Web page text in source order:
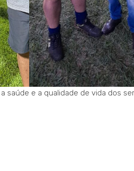
saúde e a qualidade de vida dos